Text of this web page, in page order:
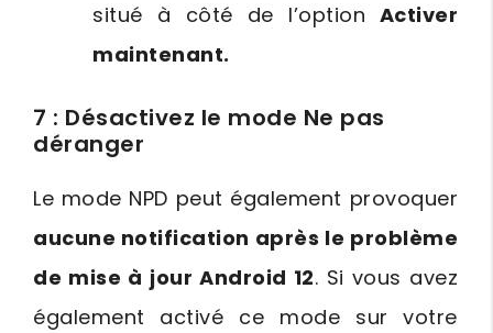
situé à côté de l’option Activer
maintenant.
7 : Désactivez le mode Ne pas
déranger
Le mode NPD peut également provoquer
aucune notification après le problème
de mise à jour Android 12. Si vous avez
également activé ce mode sur votre